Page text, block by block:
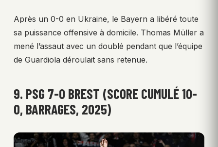
Après un 0-0 en Ukraine, le Bayern a libéré toute
sa puissance offensive à domicile. Thomas Müller a
mené l’assaut avec un doublé pendant que l’équipe
de Guardiola déroulait sans retenue.
9. PSG 7-0 BREST (SCORE CUMULÉ 10-
0, BARRAGES, 2025)